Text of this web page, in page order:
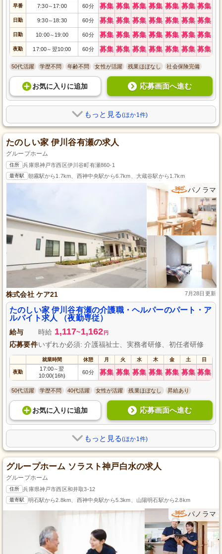
早番 7:30～ 17:00 60分 募集 募集 募集 募集 募集 募集 募集
日勤 9:30～ 18:30 60分 募集 募集 募集 募集 募集 募集 募集
日勤 10:00～ 19:00 60分 募集 募集 募集 募集 募集 募集 募集
夜勤 17:00～ 翌10:00 60分 募集 募集 募集 募集 募集 募集 募集
50代活躍 学歴不問 年齢不問 女性が活躍 残業ほぼなし 社会保険完備
お気に入り に追加 応募画面へ進む
もっと見る(ほか1件)
たのしい家 伊川谷有瀬の求人
グループホーム
住所 兵庫県神戸市西区伊川谷町有瀬860-1
最寄駅 朝霧駅から1.7km、西神中央駅から6.7km、大蔵谷駅から1.7km
パノラマ
株式会社 ケア21 7月28日更新
たのしい家 伊川谷有瀬の介護職・ヘルパーのパート・ア
ルバイト求人 （夜勤専従）
給与 時給 1,117~1,162 円
応募要件いずれか必須: 介護福祉士、実務者研修、初任者研修
就業時間 休憩 月 火 水 木 金 土 日
夜勤
17:00～翌
10:00(16h)
60分 募集 募集 募集 募集 募集 募集 募集
50代活躍 学歴不問 40代活躍 女性が活躍 残業ほぼなし 昇給あり
お気に入り に追加 応募画面へ進む
もっと見る(ほか1件)
グループホーム ソラスト神戸白水の求人
グループホーム
住所 兵庫県神戸市西区和井取3-12
最寄駅 明石駅から2.8km、西神中央駅から5.3km、山陽明石駅から2.8km
パノラマ